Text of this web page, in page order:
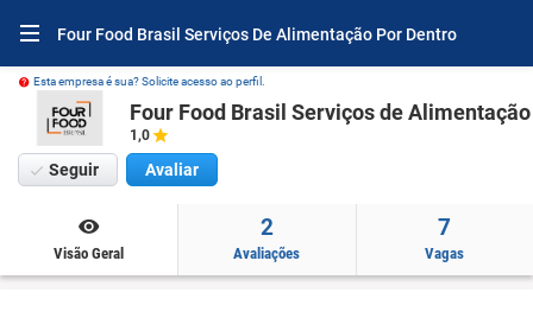
Four Food Brasil Serviços De Alimentação Por Dentro
Esta empresa é sua? Solicite acesso ao perfil.
Four Food Brasil Serviços de Alimentação
1,0
Seguir Avaliar
Visão Geral
2
Avaliações
7
Vagas